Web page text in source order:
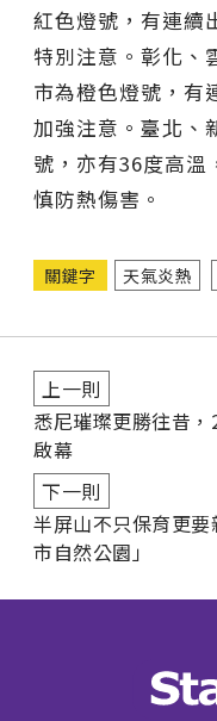
紅色燈號，有連續
特別注意。彰化、
市為橙色燈號，有
加強注意。臺北、
號，亦有36度高溫
慎防熱傷害。
關鍵字 天氣炎熱
上一則
悉尼璀璨更勝往昔
啟幕
下一則
半屏山不只保育更
市自然公園」